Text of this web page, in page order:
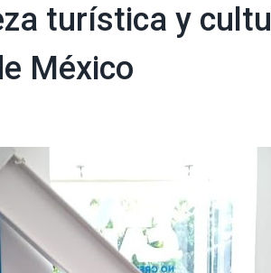
turística y
México